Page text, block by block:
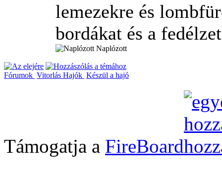
lemezekre és
bordákat és a
Naplózott
Fórumok Vitorlás Hajók Készül a hajó
Támogatja a FireBoard